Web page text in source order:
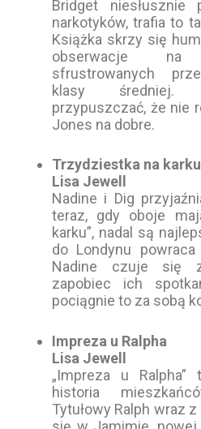
Bridget
narkotyków, trafia to
Książka skrzy się
obserwacje na
sfrustrowanych
klasy średniej.
przypuszczać, że nie
Jones na dobre.
Trzydziestka na karku
Lisa Jewell
Nadine i Dig
teraz, gdy oboje
karku”, nadal są
do Londynu powraca
Nadine czuje się
zapobiec ich
pociągnie to za sobą
Impreza u Ralpha
Lisa Jewell
„Impreza u Ralpha”
historia
Tytułowy Ralph wraz